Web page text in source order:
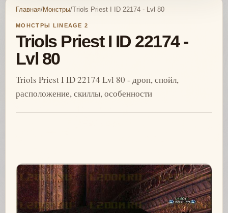
Главная/Монстры/Triols Priest I ID 22174 - Lvl 80
МОНСТРЫ LINEAGE 2
Triols Priest I ID 22174 -
Lvl 80
Triols Priest I ID 22174 Lvl 80 - дроп, спойл,
расположение, скиллы, особенности